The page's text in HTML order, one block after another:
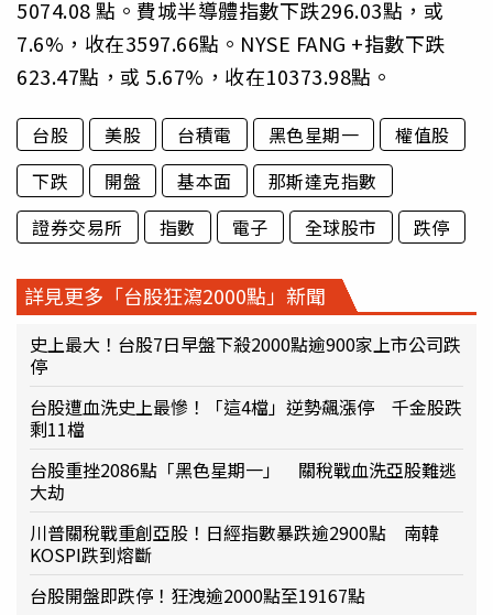
5074.08 點。費城半導體指數下跌296.03點，或
7.6%，收在3597.66點。NYSE FANG +指數下跌
623.47點，或 5.67%，收在10373.98點。
台股 美股 台積電 黑色星期一
權值股
下跌
開盤 基本面
那斯達克指數
證券交易所
指數 電子 全球股市 跌停
詳見更多「台股狂瀉2000點」新聞
史上最大！台股7日早盤下殺2000點逾900家上市公司跌
停
台股遭血洗史上最慘！「這4檔」逆勢飆漲停 千金股跌
剩11檔
台股重挫2086點「黑色星期一」 關稅戰血洗亞股難逃
大劫
川普關稅戰重創亞股！日經指數暴跌逾2900點 南韓
KOSPI跌到熔斷
台股開盤即跌停！狂洩逾2000點至19167點